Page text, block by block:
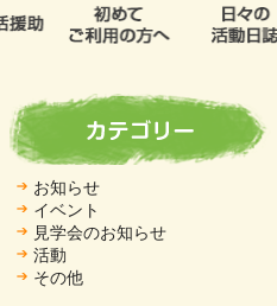
お知らせ
イベント
見学会のお知らせ
活動
その他